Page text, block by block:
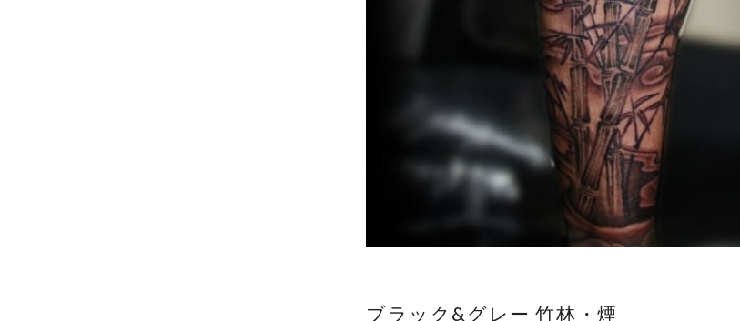
ブラック&グレー 竹林・煙